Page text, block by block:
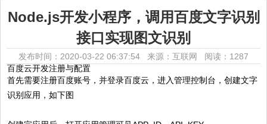
Node.js开发小程序，调用百度文字识别
接口实现图文识别
发布时间：2020-03-22 06:37:54 来源：互联网 阅读：1287
百度云开发注册与配置
首先需要注册百度账号，并登录百度云，进入管理控制台，创建文字
识别应用，如下图